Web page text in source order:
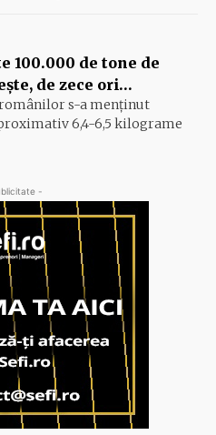
100.000 de tone de
de zece ori…
s-a menţinut
6,4-6,5 ki­lograme
-